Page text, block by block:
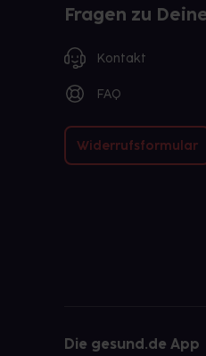
Fragen zu
Kontakt
FAQ
Widerrufsformular
Die gesund.de App